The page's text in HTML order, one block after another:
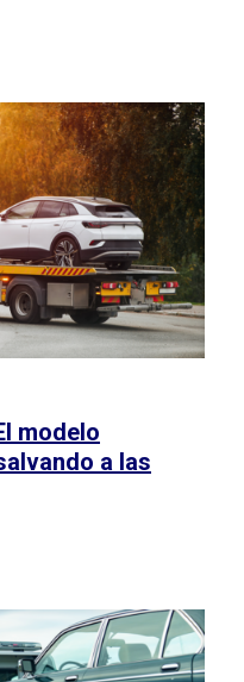
modelo
a las